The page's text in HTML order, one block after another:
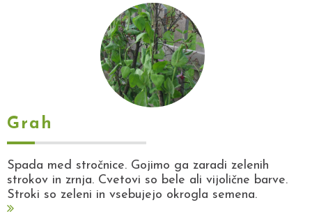
Grah
Spada med stročnice. Gojimo ga zaradi zelenih
strokov in zrnja. Cvetovi so bele ali vijolične barve.
Stroki so zeleni in vsebujejo okrogla semena.